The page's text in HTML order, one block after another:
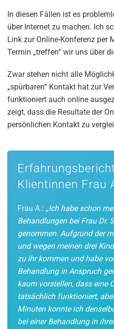
In diesen Fällen ist es
über Internet zu machen. Ich
Link zur Online-Konferenz per
Termin „treffen“ wir uns über
Zwar stehen nicht alle
„spürbaren“ Kontakt hat zur
funktioniert auch online
zeigt, dass die Resultate der
persönlichen Kontakt zu
Klientinnen Frau
Frau A.: „Ich habe schon
Behandlungen bei Frau Dr.
genommen. Aufgrund der
und wegen meinen drei
zu ihr kommen und habe
Behandlung in Anspruch
kaum vorstellen, dass eine
tatsächlich funktioniert,
Minuten konnte ich
bei einer Behandlung in